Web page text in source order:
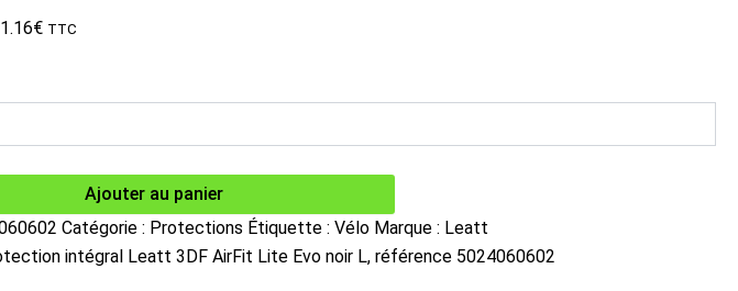
€Le
261.16€.
TTC
Ajouter au panier
Catégorie : Protections Étiquette : Vélo Marque : Leatt
intégral Leatt 3DF AirFit Lite Evo noir L, référence 5024060602